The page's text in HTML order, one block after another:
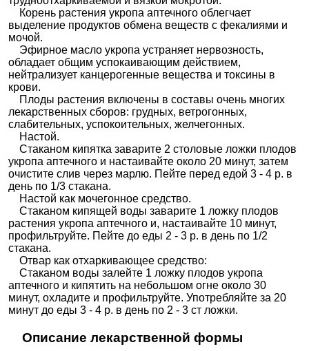
Корень растения укропа аптечного облегчает
выделение продуктов обмена веществ с фекалиями и
мочой.
Эфирное масло укропа устраняет нервозность,
обладает общим успокаивающим действием,
нейтрализует канцерогенные вещества и токсины в
крови.
Плоды растения включены в составы очень многих
лекарственных сборов: грудных, ветрогонных,
слабительных, успокоительных, желчегонных.
Настой.
Стаканом кипятка заварите 2 столовые ложки плодов
укропа аптечного и настаивайте около 20 минут, затем
очистите слив через марлю. Пейте перед едой 3 - 4 р. в
день по 1/3 стакана.
Настой как мочегонное средство.
Стаканом кипящей воды заварите 1 ложку плодов
растения укропа аптечного и, настаивайте 10 минут,
профильтруйте. Пейте до еды 2 - 3 р. в день по 1/2
стакана.
Отвар как отхаркивающее средство:
Стаканом воды залейте 1 ложку плодов укропа
аптечного и кипятить на небольшом огне около 30
минут, охладите и профильтруйте. Употребляйте за 20
минут до еды 3 - 4 р. в день по 2 - 3 ст ложки.
Описание лекарственной формы